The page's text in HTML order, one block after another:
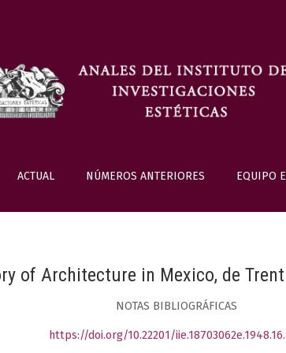
ACTUAL NÚMEROS ANTERIORES EQUIPO
of Architecture in Mexico, de
NOTAS BIBLIOGRÁFICAS
https://doi.org/10.22201/